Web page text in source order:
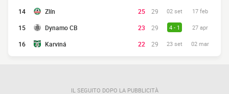
14 Zlín 25 29 02 set 17 feb
15 Dynamo CB 23 29 4 - 1 27 apr
16 Karviná 22 29 23 set 02 mar
IL SEGUITO DOPO LA PUBBLICITÀ